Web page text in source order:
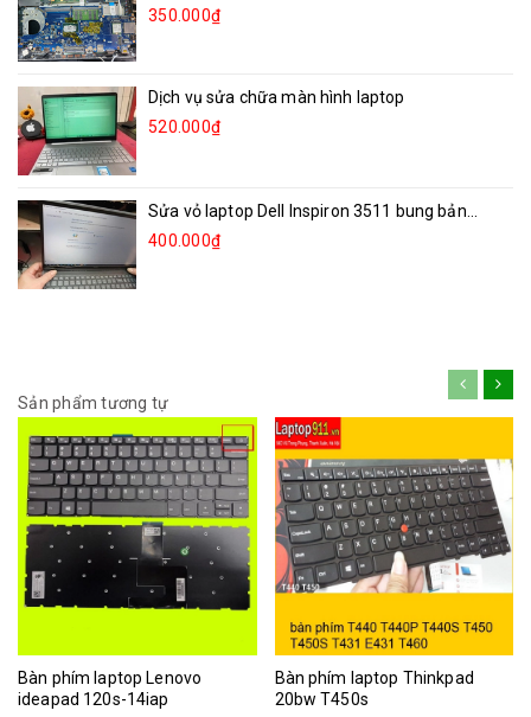
350.000₫
Dịch vụ sửa chữa màn hình laptop
520.000₫
Sửa vỏ laptop Dell Inspiron 3511 bung bản...
400.000₫
Sản phẩm tương tự
Bàn phím laptop Lenovo
ideapad 120s-14iap
Bàn phím laptop Thinkpad
20bw T450s